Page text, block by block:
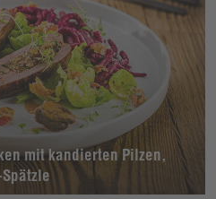
mit kandierten Pilzen,